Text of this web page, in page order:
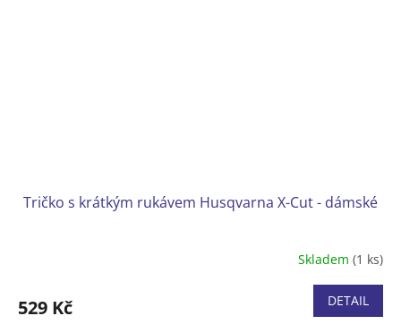
Tričko s krátkým rukávem Husqvarna X-Cut - dámské
je
Skladem(1 ks)
529 Kč DETAIL